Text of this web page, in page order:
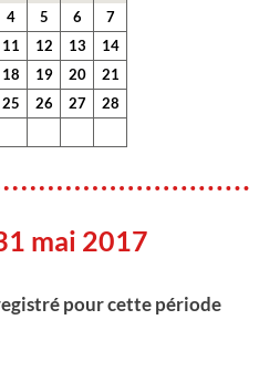
4 5 6
7
11 12 13
14
18 19 20
21
25 26 27
28
mai 2017
pour cette période